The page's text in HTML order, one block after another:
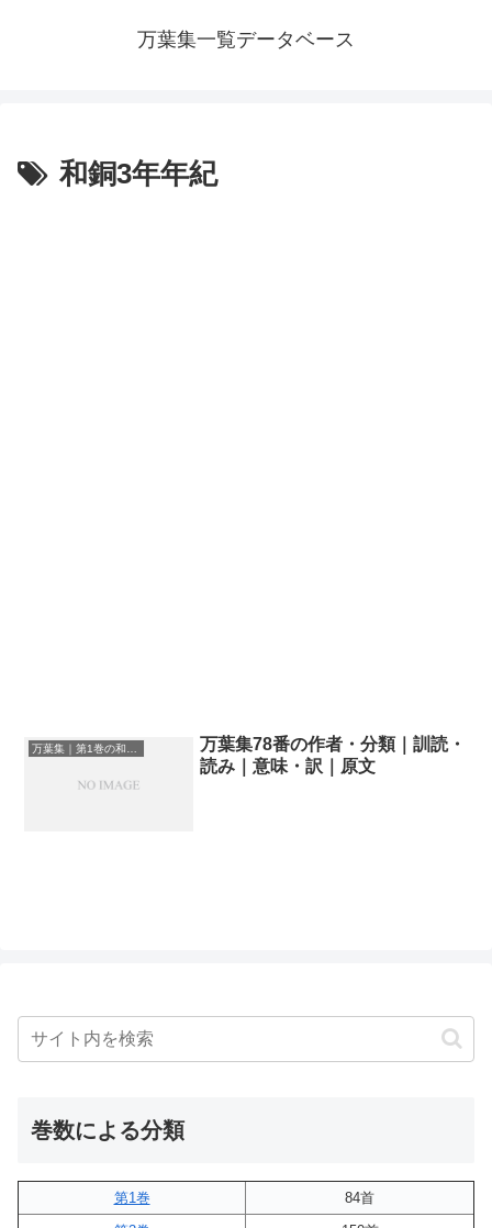
万葉集一覧データベース
和銅3年年紀
万葉集78番の作者・分類｜訓読・
読み｜意味・訳｜原文
巻数による分類
第1巻
84首